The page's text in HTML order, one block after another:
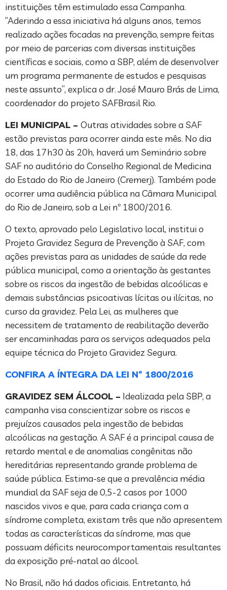
instituições têm estimulado essa Campanha.
“Aderindo a essa iniciativa há alguns anos, temos
realizado ações focadas na prevenção, sempre feitas
por meio de parcerias com diversas instituições
científicas e sociais, como a SBP, além de desenvolver
um programa permanente de estudos e pesquisas
neste assunto”, explica o dr. José Mauro Brás de Lima,
coordenador do projeto SAFBrasil Rio.
LEI MUNICIPAL – Outras atividades sobre a SAF
estão previstas para ocorrer ainda este mês. No dia
18, das 17h30 às 20h, haverá um Seminário sobre
SAF no auditório do Conselho Regional de Medicina
do Estado do Rio de Janeiro (Cremerj). Também pode
ocorrer uma audiência pública na Câmara Municipal
do Rio de Janeiro, sob a Lei nº 1800/2016.
O texto, aprovado pelo Legislativo local, institui o
Projeto Gravidez Segura de Prevenção à SAF, com
ações previstas para as unidades de saúde da rede
pública municipal, como a orientação às gestantes
sobre os riscos da ingestão de bebidas alcoólicas e
demais substâncias psicoativas lícitas ou ilícitas, no
curso da gravidez. Pela Lei, as mulheres que
necessitem de tratamento de reabilitação deverão
ser encaminhadas para os serviços adequados pela
equipe técnica do Projeto Gravidez Segura.
CONFIRA A ÍNTEGRA DA LEI Nº 1800/2016
GRAVIDEZ SEM ÁLCOOL – Idealizada pela SBP, a
campanha visa conscientizar sobre os riscos e
prejuízos causados pela ingestão de bebidas
alcoólicas na gestação. A SAF é a principal causa de
retardo mental e de anomalias congênitas não
hereditárias representando grande problema de
saúde pública. Estima-se que a prevalência média
mundial da SAF seja de 0,5-2 casos por 1000
nascidos vivos e que, para cada criança com a
síndrome completa, existam três que não apresentem
todas as características da síndrome, mas que
possuam déficits neurocomportamentais resultantes
da exposição pré-natal ao álcool.
No Brasil, não há dados oficiais. Entretanto, há